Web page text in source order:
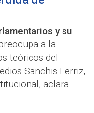
y su
a la
teóricos del
Sanchis Ferriz,
aclara